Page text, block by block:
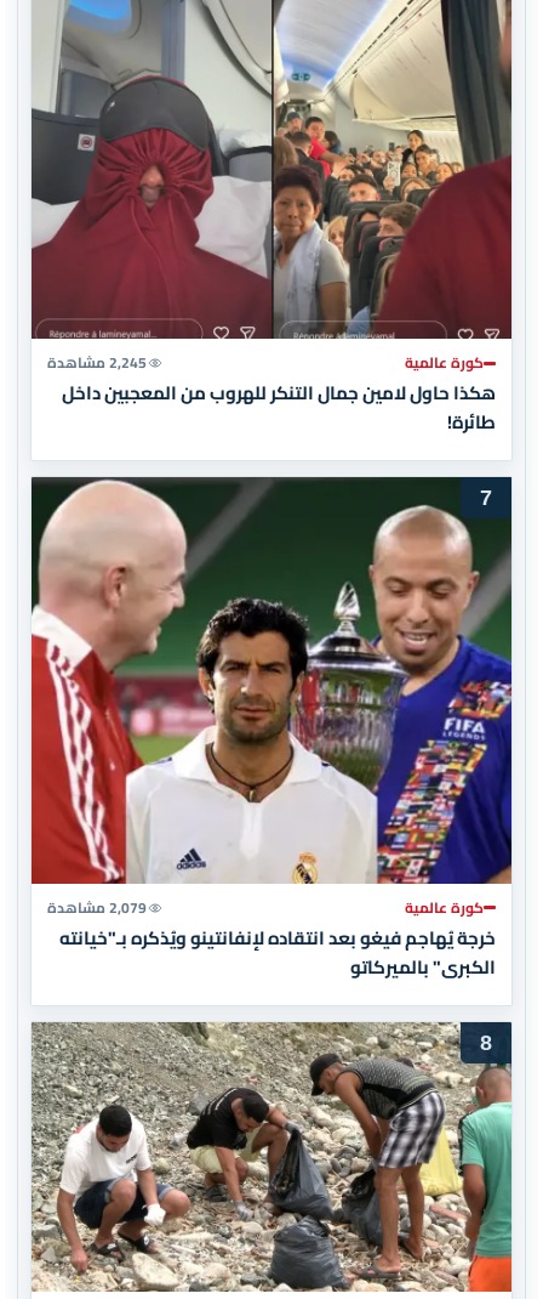
كورة عالمية 2,245 مشاهدة
هكذا حاول لامين جمال التنكر للهروب من المعجبين داخل
طائرة!
7
كورة عالمية 2,079 مشاهدة
خرجة يُهاجم فيغو بعد انتقاده لإنفانتينو ويُذكره بـ"خيانته
الكبرى" بالميركاتو
8